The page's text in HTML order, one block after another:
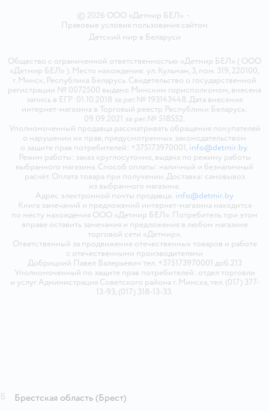
© 2026 ООО «Детмир БЕЛ» •
Правовые условия пользования сайтом
Детский мир в Беларуси
Общество с ограниченной ответственностью «Детмир БЕЛ» ( ООО
«Детмир БЕЛ» ). Место нахождения: ул. Кульман, 3, пом. 319, 220100,
г. Минск, Республика Беларусь. Свидетельство о государственной
регистрации № 0072500 выдано Минским горисполкомом, внесена
запись в ЕГР 01.10.2018 за рег.№ 193143448. Дата внесения
интернет-магазина в Торговый реестр Республики Беларусь:
09.09.2021 за рег.№ 518552.
Уполномоченный продавца рассматривать обращения покупателей
о нарушении их прав, предусмотренных законодательством
о защите прав потребителей: +375173970001, info@detmir.by.
Режим работы: заказ круглосуточно, выдача по режиму работы
выбранного магазина. Способ оплаты: наличный и безналичный
расчёт. Оплата товара при получении. Доставка: самовывоз
из выбранного магазина.
Адрес электронной почты продавца: info@detmir.by
Книга замечаний и предложений интернет-магазина находится
по месту нахождения ООО «Детмир БЕЛ». Потребитель при этом
вправе оставить замечания и предложения в любом магазине
торговой сети «Детмир».
Ответственный за продвижение отечественных товаров и работе
с отечественными производителями
Добрицкий Павел Валерьевич тел. +375173970001 доб.213
Уполномоченный по защите прав потребителей: отдел торговли
и услуг Администрация Советского района г. Минска, тел. (017) 377-
13-93, (017) 318-13-33.
Брестская область (Брест)